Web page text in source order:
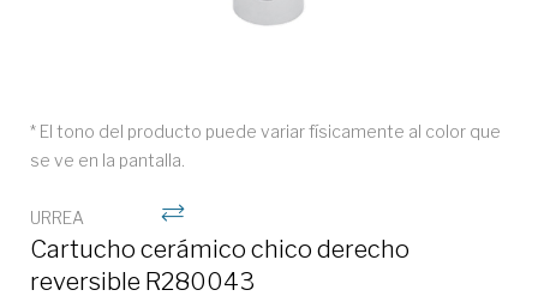
* El tono del producto puede variar físicamente al color que
se ve en la pantalla.
URREA
Cartucho cerámico chico derecho
reversible R280043